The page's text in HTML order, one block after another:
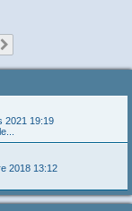
2021 19:19
2018 13:12